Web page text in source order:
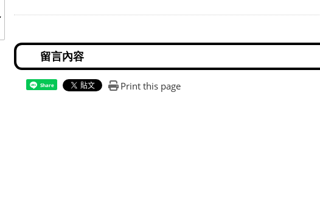
Share Print this page